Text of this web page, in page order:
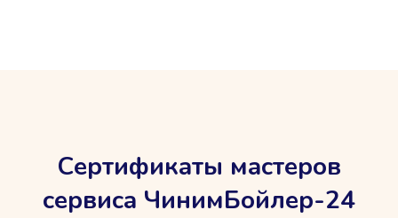
Сертификаты мастеров
сервиса ЧинимБойлер-24